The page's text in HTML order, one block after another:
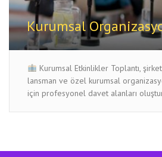
Kurumsal
Kurumsal Etkinlikler Toplantı,
lansman ve özel kurumsal
için profesyonel davet alanları